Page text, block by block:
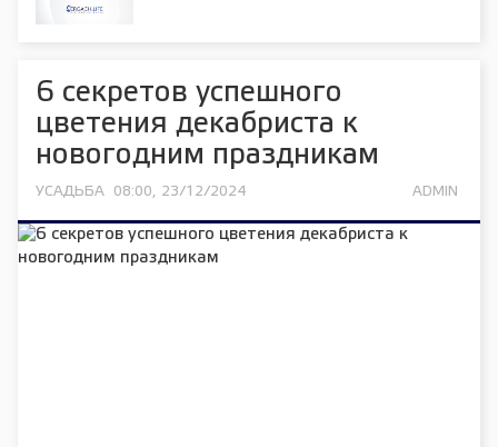
6 секретов успешного
цветения декабриста к
новогодним праздникам
УСАДЬБА 08:00, 23/12/2024 ADMIN